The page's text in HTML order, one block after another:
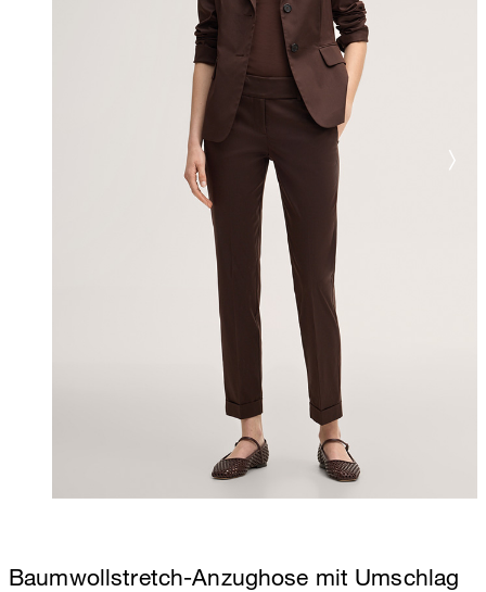
Baumwollstretch-Anzughose mit Umschlag